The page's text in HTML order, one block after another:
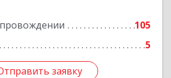
105
5
заявку
заявку